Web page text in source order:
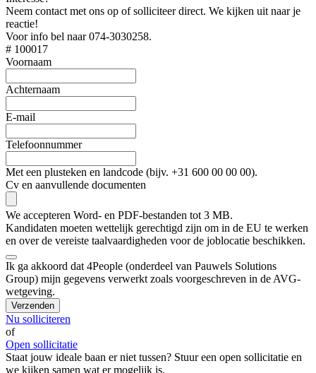
Neem contact met ons op of solliciteer direct. We kijken uit naar je
reactie!
Voor info bel naar 074-3030258.
# 100017
Voornaam
Achternaam
E-mail
Telefoonnummer
Met een plusteken en landcode (bijv. +31 600 00 00 00).
Cv en aanvullende documenten
We accepteren Word- en PDF-bestanden tot 3 MB.
Kandidaten moeten wettelijk gerechtigd zijn om in de EU te werken
en over de vereiste taalvaardigheden voor de joblocatie beschikken.
Ik ga akkoord dat 4People (onderdeel van Pauwels Solutions
Group) mijn gegevens verwerkt zoals voorgeschreven in de AVG-
wetgeving.
Verzenden
Nu solliciteren
of
Open sollicitatie
Staat jouw ideale baan er niet tussen? Stuur een open sollicitatie en
we kijken samen wat er mogelijk is.